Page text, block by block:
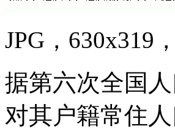
JPG，630x319
据第六次全国
对其户籍常住